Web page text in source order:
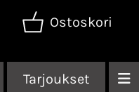
Ostoskori
Tarjoukset